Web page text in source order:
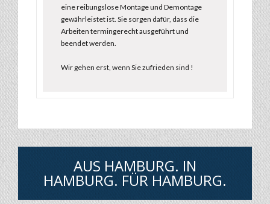
eine reibungslose Montage und Demontage
gewährleistet ist. Sie sorgen dafür, dass die
Arbeiten termingerecht ausgeführt und
beendet werden.
Wir gehen erst, wenn Sie zufrieden sind !
AUS HAMBURG. IN
HAMBURG. FÜR HAMBURG.